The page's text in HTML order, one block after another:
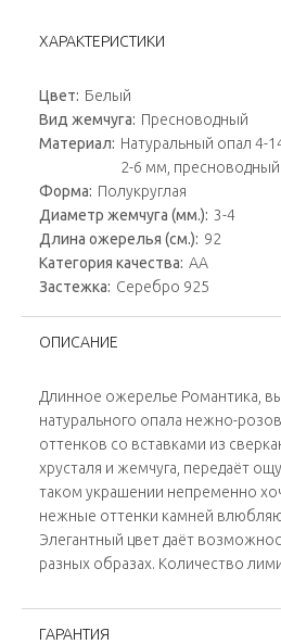
ХАРАКТЕРИСТИКИ
Цвет: Белый
Вид жемчуга: Пресноводный
Материал: Натуральный опал 4-
2-6 мм,
Форма: Полукруглая
Диаметр жемчуга (мм.): 3-4
Длина ожерелья (см.): 92
Категория качества: AA
Застежка: Серебро 925
ОПИСАНИЕ
Длинное ожерелье Романтика,
натурального опала нежно-
оттенков со вставками из
хрусталя и жемчуга, передаёт
таком украшении непременно
нежные оттенки камней
Элегантный цвет даёт
разных образах. Количество
ГАРАНТИЯ